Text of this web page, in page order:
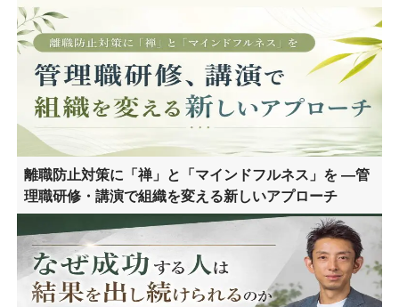
離職防止対策に「禅」と「マインドフルネス」を ―管
理職研修・講演で組織を変える新しいアプローチ